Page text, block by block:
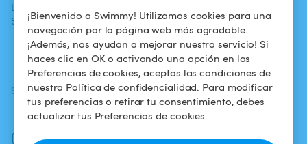
¡Bienvenido a Swimmy! Utilizamos cookies para una
navegación por la página web más agradable.
¡Además, nos ayudan a mejorar nuestro servicio! Si
haces clic en OK o activando una opción en las
Preferencias de cookies, aceptas las condiciones de
nuestra Política de confidencialidad. Para modificar
tus preferencias o retirar tu consentimiento, debes
actualizar tus Preferencias de cookies.
La aventura
Swimmy
piscina
¿Cómo funciona?
confidencialidad
Aviso legal
SÍGUENOS
Facebook
Instagram
DESCARGAR LA APP